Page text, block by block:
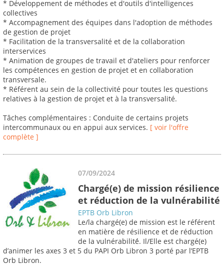
* Développement de méthodes et d'outils d'intelligences
collectives
* Accompagnement des équipes dans l'adoption de méthodes
de gestion de projet
* Facilitation de la transversalité et de la collaboration
interservices
* Animation de groupes de travail et d'ateliers pour renforcer
les compétences en gestion de projet et en collaboration
transversale.
* Référent au sein de la collectivité pour toutes les questions
relatives à la gestion de projet et à la transversalité.
Tâches complémentaires : Conduite de certains projets
intercommunaux ou en appui aux services. [ voir l'offre
complète ]
07/09/2024
Chargé(e) de mission résilience
et réduction de la vulnérabilité
EPTB Orb Libron
Le/la chargé(e) de mission est le référent
en matière de résilience et de réduction
de la vulnérabilité́. Il/Elle est chargé(e)
d’animer les axes 3 et 5 du PAPI Orb Libron 3 porté par l’EPTB
Orb Libron.